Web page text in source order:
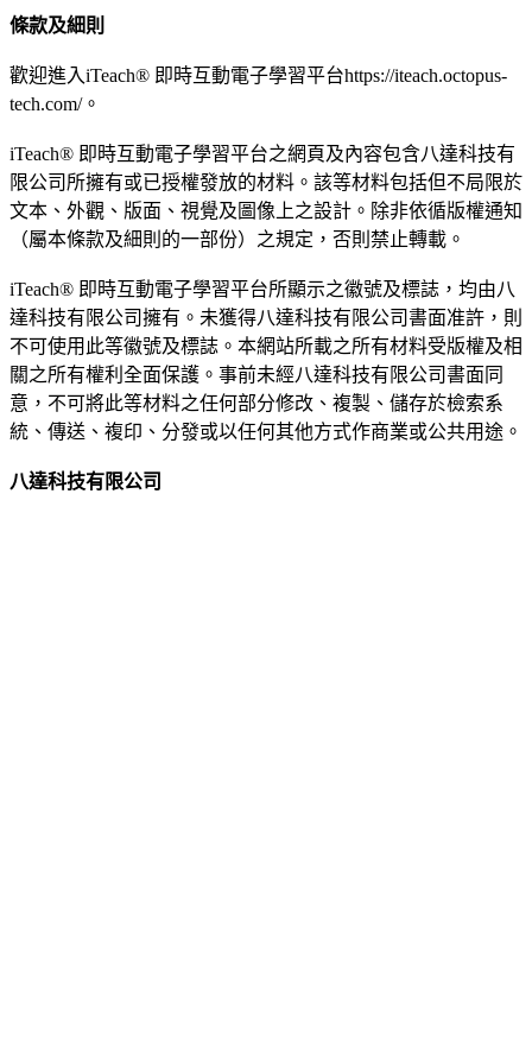
條款及細則
歡迎進入iTeach® 即時互動電子學習平台https://iteach.octopus-
tech.com/。
iTeach® 即時互動電子學習平台之網頁及內容包含八達科技有
限公司所擁有或已授權發放的材料。該等材料包括但不局限於
文本、外觀、版面、視覺及圖像上之設計。除非依循版權通知
（屬本條款及細則的一部份）之規定，否則禁止轉載。
iTeach® 即時互動電子學習平台所顯示之徽號及標誌，均由八
達科技有限公司擁有。未獲得八達科技有限公司書面准許，則
不可使用此等徽號及標誌。本網站所載之所有材料受版權及相
關之所有權利全面保護。事前未經八達科技有限公司書面同
意，不可將此等材料之任何部分修改、複製、儲存於檢索系
統、傳送、複印、分發或以任何其他方式作商業或公共用途。
八達科技有限公司